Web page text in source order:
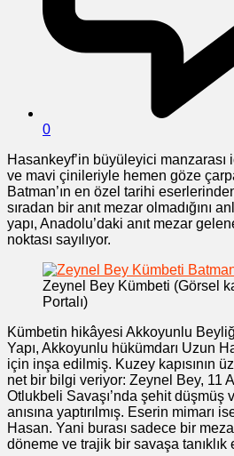
0
Hasankeyf’in büyüleyici
ve mavi çinileriyle hemen göze
Batman’ın en özel tarihi
sıradan bir anıt mezar olmadığını
yapı, Anadolu’daki anıt mezar
noktası sayılıyor.
Zeynel Bey Kümbeti (Görsel
Portalı)
Kümbetin hikâyesi Akkoyunlu
Yapı, Akkoyunlu hükümdarı Uzun
için inşa edilmiş. Kuzey kapısının
net bir bilgi veriyor: Zeynel Bey, 11
Otlukbeli Savaşı’nda şehit düşmüş
anısına yaptırılmış. Eserin mimarı
Hasan. Yani burası sadece bir
döneme ve trajik bir savaşa tanıklık